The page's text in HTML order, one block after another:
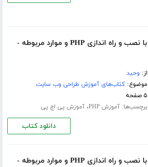
دانلود کتاب آشنایی با نصب و راه اندازی PHP و موارد مربوطه -
از: وحید
موضوع:کتاب‌های آموزش طراحی وب سایت
۵ صفحه
برچسب‌ها:آموزش PHP ،آموزش پی اچ پی
دانلود کتاب
دانلود کتاب آشنایی با نصب و راه اندازی PHP و موارد مربوطه -